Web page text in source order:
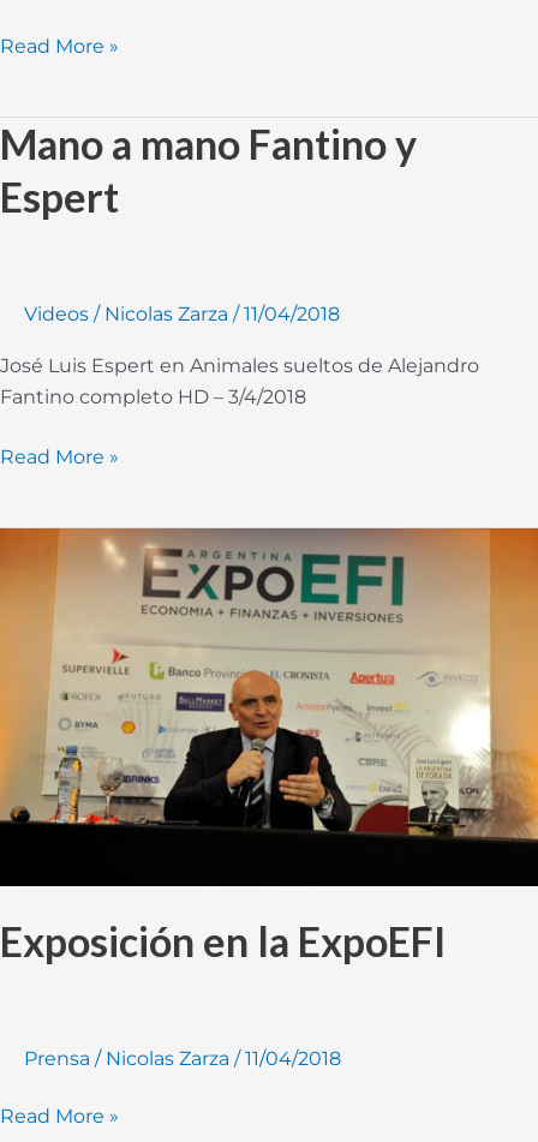
Read More »
Mano a mano Fantino y
Espert
Videos / Nicolas Zarza /11/04/2018
José Luis Espert en Animales sueltos de Alejandro
Fantino completo HD – 3/4/2018
Mano
a
mano
Fantino
Read More »
Exposición en la ExpoEFI
Prensa / Nicolas Zarza /11/04/2018
Exposición
Read More »